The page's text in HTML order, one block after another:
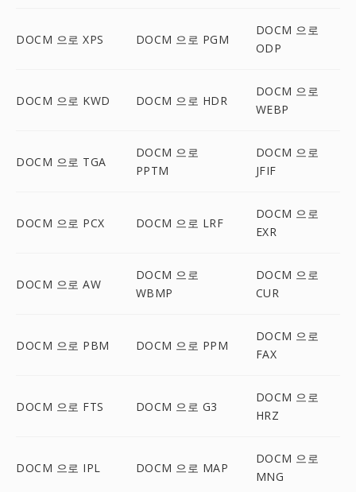
DOCM 으로 XPS DOCM 으로 PGM
DOCM 으로
ODP
DOCM 으로 KWD DOCM 으로 HDR
DOCM 으로
WEBP
DOCM 으로 TGA
DOCM 으로
PPTM
DOCM 으로
JFIF
DOCM 으로 PCX DOCM 으로 LRF
DOCM 으로
EXR
DOCM 으로 AW
DOCM 으로
WBMP
DOCM 으로
CUR
DOCM 으로 PBM DOCM 으로 PPM
DOCM 으로
FAX
DOCM 으로 FTS DOCM 으로 G3
DOCM 으로
HRZ
DOCM 으로 IPL DOCM 으로 MAP
DOCM 으로
MNG